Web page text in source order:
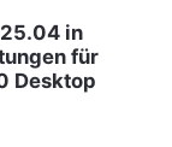
in
für
Desktop